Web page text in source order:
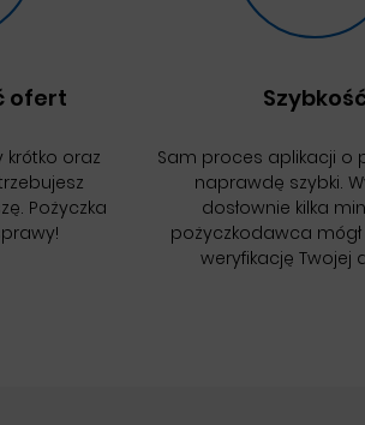
ofert
krótko oraz
Pożyczka
Sam proces aplikacji o
naprawdę szybki.
dosłownie kilka
pożyczkodawca
weryfikację Twojej